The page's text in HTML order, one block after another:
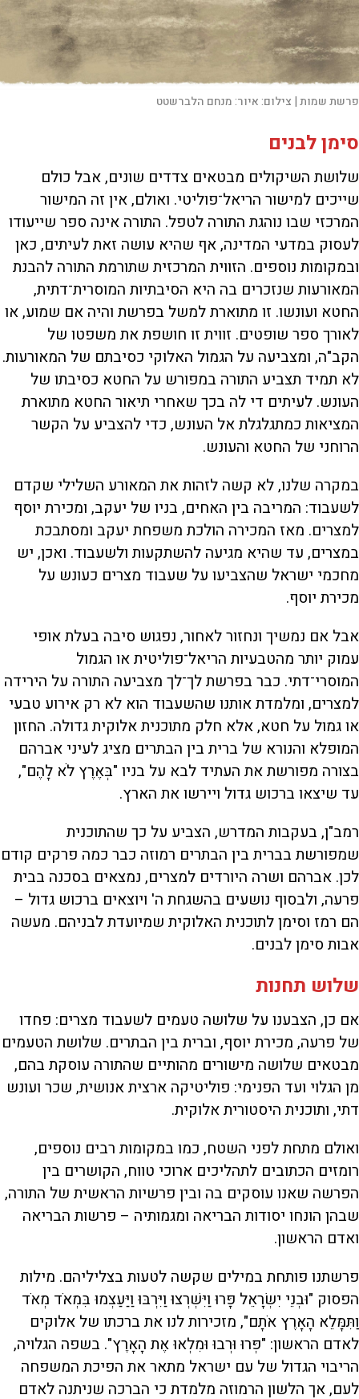
פרשת שמות | צילום:איור: מנחם הלברשטט
סימן לבנים
שלושת השיקולים מבטאים צדדים שונים, אבל כולם
שייכים למישור הריאל־פוליטי. ואולם, אין זה המישור
המרכזי שבו נוהגת התורה לטפל. התורה אינה ספר שייעודו
לעסוק במדעי המדינה, אף שהיא עושה זאת לעיתים, כאן
ובמקומות נוספים. הזווית המרכזית שתורמת התורה להבנת
המאורעות שנזכרים בה היא הסיבתיות המוסרית־דתית,
החטא ועונשו. זו מתוארת למשל בפרשת והיה אם שמוע, או
לאורך ספר שופטים. זווית זו חושפת את משפטו של
הקב"ה, ומצביעה על הגמול האלוקי כסיבתם של המאורעות.
לא תמיד תצביע התורה במפורש על החטא כסיבתו של
העונש. לעיתים די לה בכך שאחרי תיאור החטא מתוארת
המציאות כמתגלגלת אל העונש, כדי להצביע על הקשר
הרוחני של החטא והעונש.
במקרה שלנו, לא קשה לזהות את המאורע השלילי שקדם
לשעבוד: המריבה בין האחים, בניו של יעקב, ומכירת יוסף
למצרים. מאז המכירה הולכת משפחת יעקב ומסתבכת
במצרים, עד שהיא מגיעה להשתקעות ולשעבוד. ואכן, יש
מחכמי ישראל שהצביעו על שעבוד מצרים כעונש על
מכירת יוסף.
אבל אם נמשיך ונחזור לאחור, נפגוש סיבה בעלת אופי
עמוק יותר מהטבעיות הריאל־פוליטית או הגמול
המוסרי־דתי. כבר בפרשת לך־לך מצביעה התורה על הירידה
למצרים, ומלמדת אותנו שהשעבוד הוא לא רק אירוע טבעי
או גמול על חטא, אלא חלק מתוכנית אלוקית גדולה. החזון
המופלא והנורא של ברית בין הבתרים מציג לעיני אברהם
בצורה מפורשת את העתיד לבא על בניו "בְּאֶרֶץ לֹא לָהֶם",
עד שיצאו ברכוש גדול ויירשו את הארץ.
רמב"ן, בעקבות המדרש, הצביע על כך שהתוכנית
שמפורשת בברית בין הבתרים רמוזה כבר כמה פרקים קודם
לכן. אברהם ושרה היורדים למצרים, נמצאים בסכנה בבית
פרעה, ולבסוף נושעים בהשגחת ה' ויוצאים ברכוש גדול –
הם רמז וסימן לתוכנית האלוקית שמיועדת לבניהם. מעשה
אבות סימן לבנים.
שלוש תחנות
אם כן, הצבענו על שלושה טעמים לשעבוד מצרים: פחדו
של פרעה, מכירת יוסף, וברית בין הבתרים. שלושת הטעמים
מבטאים שלושה מישורים מהותיים שהתורה עוסקת בהם,
מן הגלוי ועד הפנימי: פוליטיקה ארצית אנושית, שכר ועונש
דתי, ותוכנית היסטורית אלוקית.
ואולם מתחת לפני השטח, כמו במקומות רבים נוספים,
רומזים הכתובים לתהליכים ארוכי טווח, הקושרים בין
הפרשה שאנו עוסקים בה ובין פרשיות הראשית של התורה,
שבהן הונחו יסודות הבריאה ומגמותיה – פרשות הבריאה
ואדם הראשון.
פרשתנו פותחת במילים שקשה לטעות בצליליהם. מילות
הפסוק "וּבְנֵי יִשְׂרָאֵל פָּרוּ וַיִּשְׁרְצוּ וַיִּרְבּוּ וַיַּעַצְמוּ בִּמְאֹד מְאֹד
וַתִּמָּלֵא הָאָרֶץ אֹתָם", מזכירות לנו את ברכתו של אלוקים
לאדם הראשון: "פְּרוּ וּרְבוּ וּמִלְאוּ אֶת הָאָרֶץ". בשפה הגלויה,
הריבוי הגדול של עם ישראל מתאר את הפיכת המשפחה
לעם, אך הלשון הרמוזה מלמדת כי הברכה שניתנה לאדם